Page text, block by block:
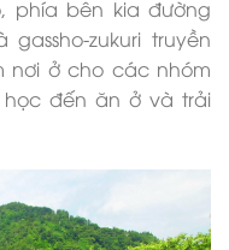
phía bên kia đường
zukuri truyền
nơi ở cho các nhóm
học đến ăn ở và trải